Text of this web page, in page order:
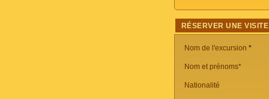
RÉSERVER UNE
Nom de l'excursion *
Nom et prénoms*
Nationalité